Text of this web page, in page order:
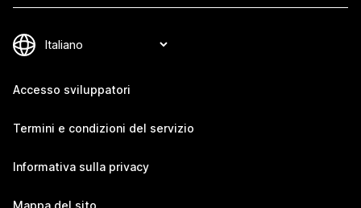
Accesso sviluppatori
Termini e condizioni del servizio
Informativa sulla privacy
Mappa del sito